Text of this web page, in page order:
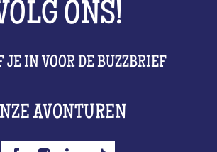
ONS!
JE IN VOOR DE BUZZBRIEF
AVONTUREN